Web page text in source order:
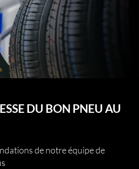
DU BON PNEU AU
de notre équipe de